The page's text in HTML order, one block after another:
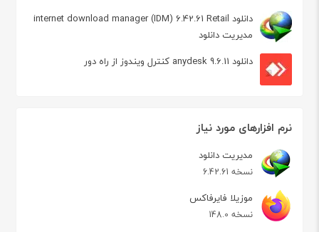
دانلود internet download manager (IDM) 6.42.61 Retail
مدیریت دانلود
دانلود anydesk 9.6.11 کنترل ویندوز از راه دور
نرم افزارهای مورد نیاز
مدیریت دانلود
نسخه 6.42.61
موزیلا فایرفاکس
نسخه 148.0